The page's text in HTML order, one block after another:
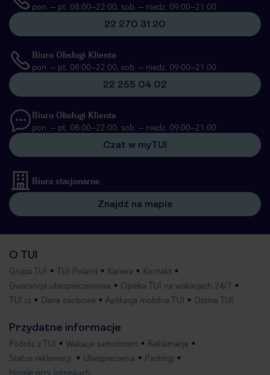
pon. – pt. 08:00–22:00, sob. – niedz. 09:00–21:00
22 270 31 20
Biuro Obsługi Klienta
pon. – pt. 08:00–22:00, sob. – niedz. 09:00–21:00
22 255 04 02
Biuro Obsługi Klienta
pon. – pt. 08:00–22:00, sob. – niedz. 09:00–21:00
Czat w myTUI
Biura stacjonarne
Znajdź na mapie
O TUI
Grupa TUI TUI Poland Kariera
Kontakt
Gwarancja ubezpieczeniowa
Opieka TUI na wakacjach 24/7
TUI.cz
Dane osobowe Aplikacja mobilna TUI Opinie TUI
Przydatne informacje
Podróż z TUI Wakacje samolotem
Reklamacje
Status reklamacji
Ubezpieczenia
Parkingi
Hotele przy lotniskach